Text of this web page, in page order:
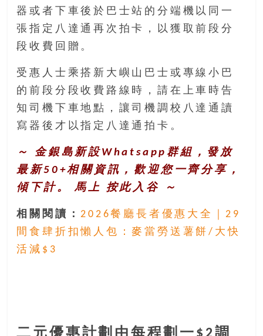
器或者下車後於巴士站的分端機以同一
張指定八達通再次拍卡，以獲取前段分
段收費回贈。
受惠人士乘搭新大嶼山巴士或專線小巴
的前段分段收費路線時，請在上車時告
知司機下車地點，讓司機調校八達通讀
寫器後才以指定八達通拍卡。
～ 金銀島新設Whatsapp群組，發放
最新50+相關資訊，歡迎您一齊分享，
傾下計。 馬上 按此入谷 ～
相關閱讀：2026餐廳長者優惠大全｜29
間食肆折扣懶人包：麥當勞送薯餅/大快
活減$3